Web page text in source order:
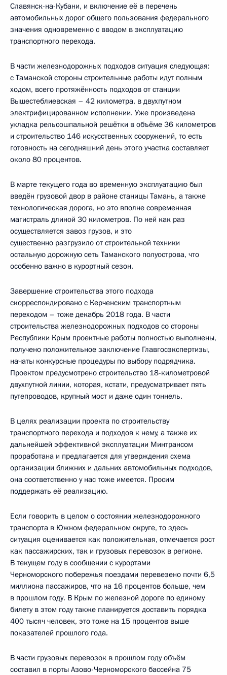
Славянск-на-Кубани, и включение её в перечень
автомобильных дорог общего пользования федерального
значения одновременно с вводом в эксплуатацию
транспортного перехода.
В части железнодорожных подходов ситуация следующая:
с Таманской стороны строительные работы идут полным
ходом, всего протяжённость подходов от станции
Вышестеблиевская – 42 километра, в двухпутном
электрифицированном исполнении. Уже произведена
укладка рельсошпальной решётки в объёме 36 километров
и строительство 146 искусственных сооружений, то есть
готовность на сегодняшний день этого участка составляет
около 80 процентов.
В марте текущего года во временную эксплуатацию был
введён грузовой двор в районе станицы Тамань, а также
технологическая дорога, но это вполне современная
магистраль длиной 30 километров. По ней как раз
осуществляется завоз грузов, и это
существенно разгрузило от строительной техники
остальную дорожную сеть Таманского полуострова, что
особенно важно в курортный сезон.
Завершение строительства этого подхода
скорреспондировано с Керченским транспортным
переходом – тоже декабрь 2018 года. В части
строительства железнодорожных подходов со стороны
Республики Крым проектные работы полностью выполнены,
получено положительное заключение Главгосэкспертизы,
начаты конкурсные процедуры по выбору подрядчика.
Проектом предусмотрено строительство 18-километровой
двухпутной линии, которая, кстати, предусматривает пять
путепроводов, крупный мост и даже один тоннель.
В целях реализации проекта по строительству
транспортного перехода и подходов к нему, а также их
дальнейшей эффективной эксплуатации Минтрансом
проработана и предлагается для утверждения схема
организации ближних и дальних автомобильных подходов,
она соответственно у нас тоже имеется. Просим
поддержать её реализацию.
Если говорить в целом о состоянии железнодорожного
транспорта в Южном федеральном округе, то здесь
ситуация оценивается как положительная, отмечается рост
как пассажирских, так и грузовых перевозок в регионе.
В текущем году в сообщении с курортами
Черноморского побережья поездами перевезено почти 6,5
миллиона пассажиров, что на 16 процентов больше, чем
в прошлом году. В Крым по железной дороге по единому
билету в этом году также планируется доставить порядка
400 тысяч человек, это тоже на 15 процентов выше
показателей прошлого года.
В части грузовых перевозок в прошлом году объём
составил в порты Азово-Черноморского бассейна 75